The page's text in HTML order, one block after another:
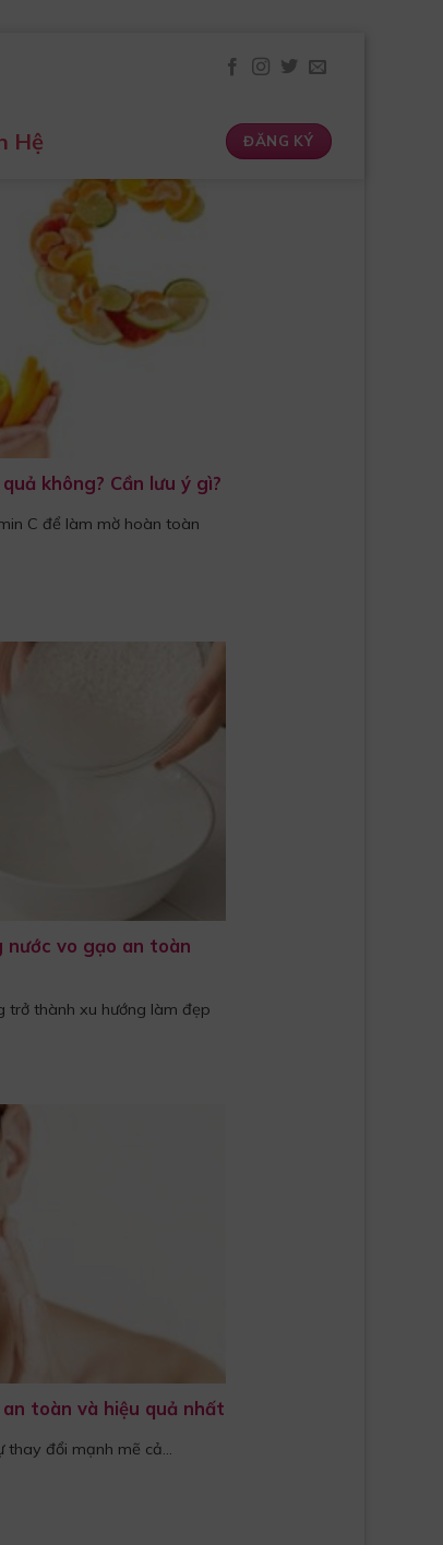
Hệ ĐĂNG KÝ
không? Cần lưu ý gì?
C để làm mờ hoàn toàn
nước vo gạo an toàn
thành xu hướng làm đẹp
toàn và hiệu quả nhất
thay đổi mạnh mẽ cả...